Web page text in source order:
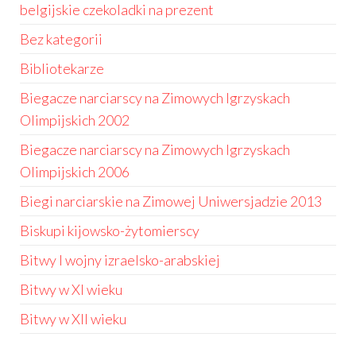
belgijskie czekoladki na prezent
Bez kategorii
Bibliotekarze
Biegacze narciarscy na Zimowych Igrzyskach
Olimpijskich 2002
Biegacze narciarscy na Zimowych Igrzyskach
Olimpijskich 2006
Biegi narciarskie na Zimowej Uniwersjadzie 2013
Biskupi kijowsko-żytomierscy
Bitwy I wojny izraelsko-arabskiej
Bitwy w XI wieku
Bitwy w XII wieku